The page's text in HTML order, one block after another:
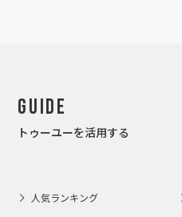
Guide
トゥーユーを活用する
人気ランキング